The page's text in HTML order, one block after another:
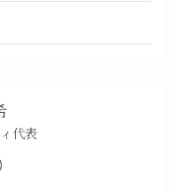
代表